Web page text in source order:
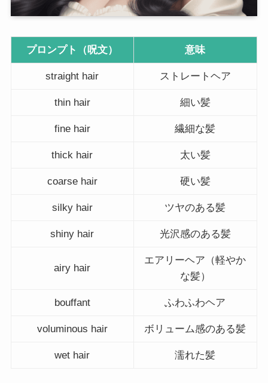
プロンプト（呪文） 意味
straight hair ストレートヘア
thin hair 細い髪
fine hair 繊細な髪
thick hair 太い髪
coarse hair 硬い髪
silky hair ツヤのある髪
shiny hair 光沢感のある髪
airy hair
エアリーヘア（軽やか
な髪）
bouffant ふわふわヘア
voluminous hair ボリューム感のある髪
wet hair 濡れた髪